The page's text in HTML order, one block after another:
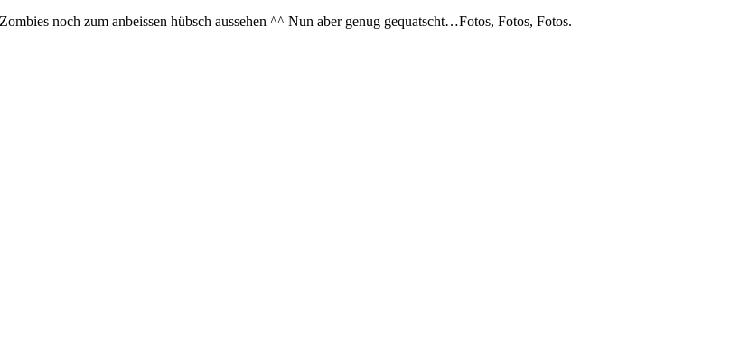
noch zum anbeissen hübsch aussehen ^^ Nun aber genug gequatscht…Fotos, Fotos, Fotos.